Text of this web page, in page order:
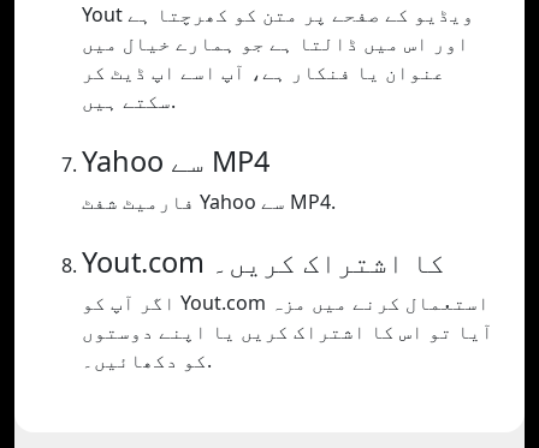
Yout ویڈیو کے صفحے پر متن کو کھرچتا ہے
اور اس میں ڈالتا ہے جو ہمارے خیال میں
عنوان یا فنکار ہے، آپ اسے اپ ڈیٹ کر
سکتے ہیں.
Yahoo سے MP4
فارمیٹ شفٹ Yahoo سے MP4.
Yout.com کا اشتراک کریں۔
اگر آپ کو Yout.com استعمال کرنے میں مزہ
آیا تو اس کا اشتراک کریں یا اپنے دوستوں
کو دکھائیں۔.